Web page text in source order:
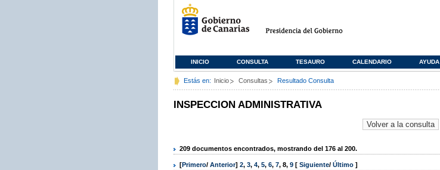
INICIO CONSULTA TESAURO CALENDARIO AYUDA
Estás en: Inicio Consultas Resultado Consulta
INSPECCION ADMINISTRATIVA
209 documentos encontrados, mostrando del 176 al 200.
[Primero/ Anterior] 2, 3, 4, 5, 6, 7, 8, 9 [ Siguiente/ Último ]